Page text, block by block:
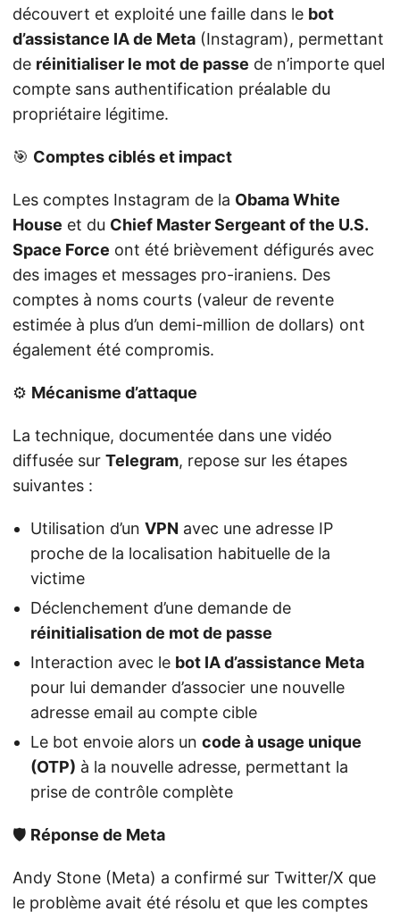
découvert et exploité une faille dans le bot
d’assistance IA de Meta (Instagram), permettant
de réinitialiser le mot de passe de n’importe quel
compte sans authentification préalable du
propriétaire légitime.
🎯 Comptes ciblés et impact
Les comptes Instagram de la Obama White
House et du Chief Master Sergeant of the U.S.
Space Force ont été brièvement défigurés avec
des images et messages pro-iraniens. Des
comptes à noms courts (valeur de revente
estimée à plus d’un demi-million de dollars) ont
également été compromis.
⚙️ Mécanisme d’attaque
La technique, documentée dans une vidéo
diffusée sur Telegram, repose sur les étapes
suivantes :
Utilisation d’un VPN avec une adresse IP
proche de la localisation habituelle de la
victime
Déclenchement d’une demande de
réinitialisation de mot de passe
Interaction avec le bot IA d’assistance Meta
pour lui demander d’associer une nouvelle
adresse email au compte cible
Le bot envoie alors un code à usage unique
(OTP) à la nouvelle adresse, permettant la
prise de contrôle complète
🛡️ Réponse de Meta
Andy Stone (Meta) a confirmé sur Twitter/X que
le problème avait été résolu et que les comptes